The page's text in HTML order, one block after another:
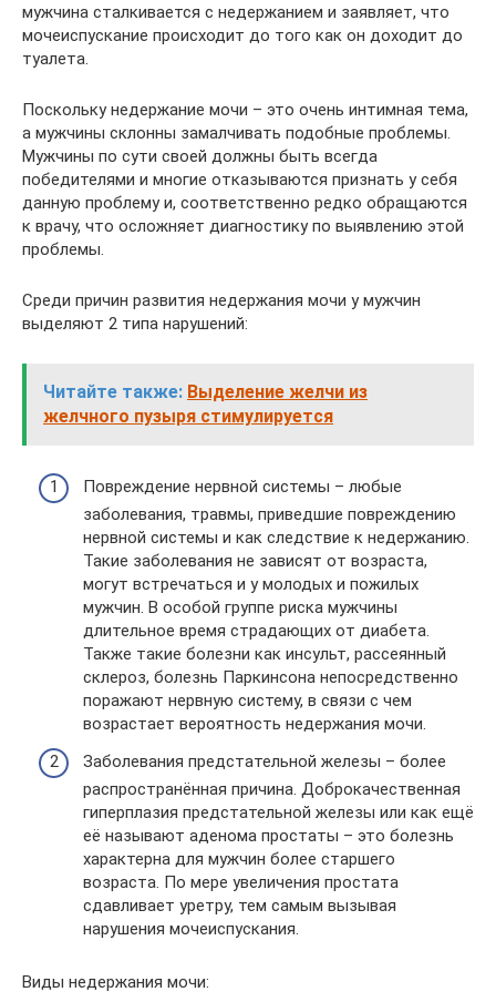
мужчина сталкивается с недержанием и заявляет, что
мочеиспускание происходит до того как он доходит до
туалета.
Поскольку недержание мочи – это очень интимная тема,
а мужчины склонны замалчивать подобные проблемы.
Мужчины по сути своей должны быть всегда
победителями и многие отказываются признать у себя
данную проблему и, соответственно редко обращаются
к врачу, что осложняет диагностику по выявлению этой
проблемы.
Среди причин развития недержания мочи у мужчин
выделяют 2 типа нарушений:
Читайте также: Выделение желчи из
желчного пузыря стимулируется
Повреждение нервной системы – любые
заболевания, травмы, приведшие повреждению
нервной системы и как следствие к недержанию.
Такие заболевания не зависят от возраста,
могут встречаться и у молодых и пожилых
мужчин. В особой группе риска мужчины
длительное время страдающих от диабета.
Также такие болезни как инсульт, рассеянный
склероз, болезнь Паркинсона непосредственно
поражают нервную систему, в связи с чем
возрастает вероятность недержания мочи.
Заболевания предстательной железы – более
распространённая причина. Доброкачественная
гиперплазия предстательной железы или как ещё
её называют аденома простаты – это болезнь
характерна для мужчин более старшего
возраста. По мере увеличения простата
сдавливает уретру, тем самым вызывая
нарушения мочеиспускания.
Виды недержания мочи: